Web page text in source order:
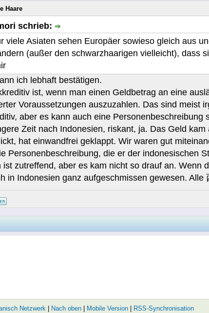
Haare
schrieb:
viele Asiaten sehen Europäer sowieso gleich aus
(außer den schwarzhaarigen vielleicht), dass
ich lebhaft bestätigen.
ist, wenn man einen Geldbetrag an eine
Voraussetzungen auszuzahlen. Das sind meist
aber es kann auch eine
Zeit nach Indonesien, riskant, ja. Das Geld
hat einwandfrei geklappt. Wir waren gut
Personenbeschreibung, die er der indonesischen
ist zutreffend, aber es kam nicht so drauf an. Wenn
in Indonesien ganz aufgeschmissen gewesen.
Netzwerk| Nach oben| Mobile Version| RSS-Synchronisation